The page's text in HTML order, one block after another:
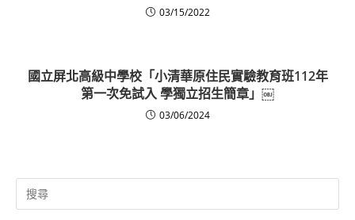
03/15/2022
國立屏北高級中學校「小清華原住民實驗教育班112年
第一次免試入 學獨立招生簡章」￼
03/06/2024
Search
for: